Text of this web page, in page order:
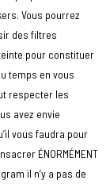
Vous pourrez
des filtres
pour constituer
temps en vous
respecter les
avez envie
vous faudra pour
ÉNORMÉMENT
il n’y a pas de